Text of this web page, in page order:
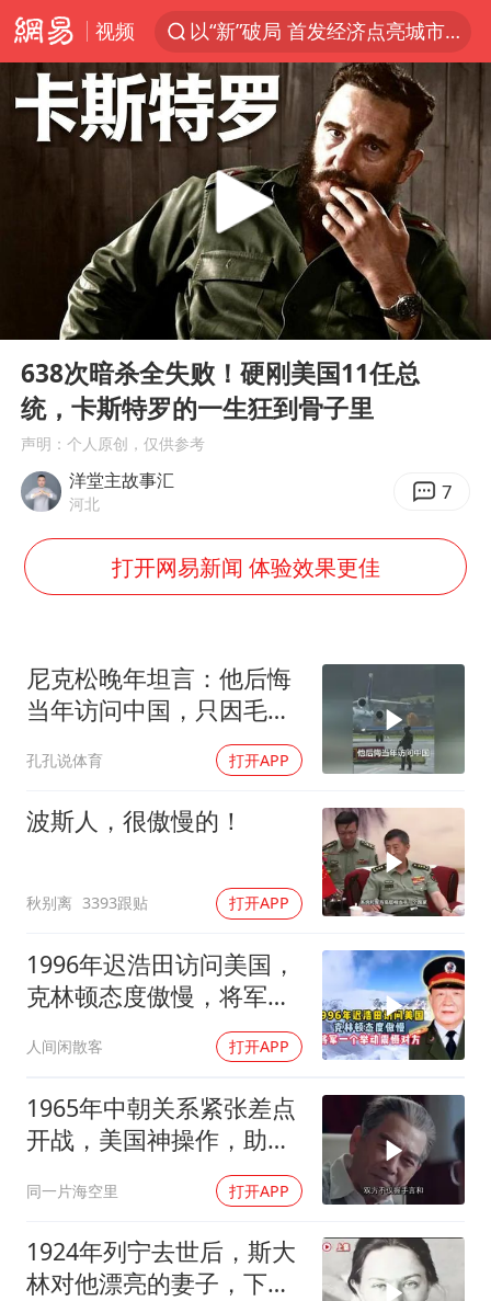
视频
以“新”破局 首发经济点亮城市消费活力
U17国足三战全胜
青海海西州茫崖市发生3.1级地震
我国编制完成新版全月地质图
台风白海豚登陆地点更新
巡查组提问 工作人员偷用手机查答案
看守所辅警收受10万获刑1年
多地要求领导干部带头休假
台风白海豚进入48小时警戒线
宇树科技发行价格150.80元/股
佛得角门将亮相智利俱乐部主场
首次证实！“胶球”存在
民警发现救助的拾荒老人是逃犯
27岁女子成组织卖淫集团主犯被通缉
法国将禁止“未经同意的电话营销”
奋进开新局 实干挑大梁
Play
00:00 16:25
638次暗杀全失败！硬刚美国11任总
统，卡斯特罗的一生狂到骨子里
声明：个人原创，仅供参考
洋堂主故事汇
河北 7
打开网易新闻 体验效果更佳
尼克松晚年坦言：他后悔
当年访问中国，只因毛主
孔孔说体育 打开APP
波斯人，很傲慢的！
秋别离 3393跟贴 打开APP
1996年迟浩田访问美国，
克林顿态度傲慢，将军一
人间闲散客 打开APP
1965年中朝关系紧张差点
开战，美国神操作，助两
同一片海空里 打开APP
1924年列宁去世后，斯大
林对他漂亮的妻子，下了